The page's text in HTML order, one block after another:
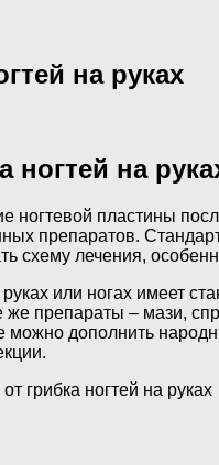
на руках
ногтей на
ногтевой пластины
препаратов.
схему лечения,
или ногах имеет
же препараты – мази,
можно дополнить
грибка ногтей на руках